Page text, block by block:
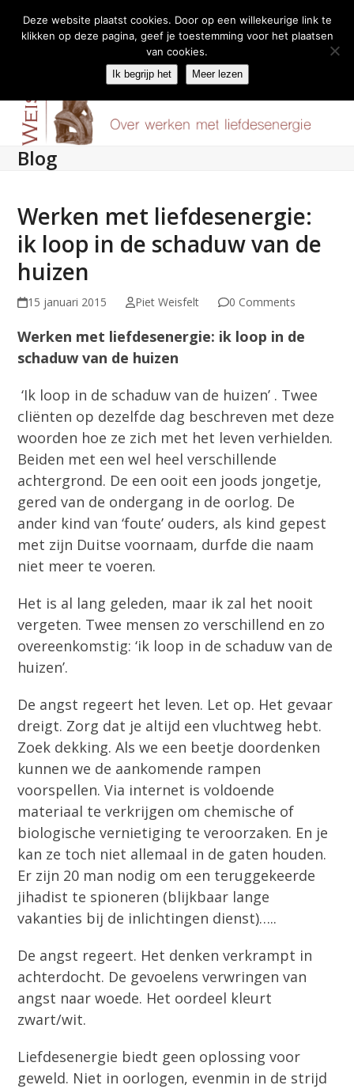
Blog
Werken met liefdesenergie:
ik loop in de schaduw van de
huizen
15 januari 2015 Piet Weisfelt 0 Comments
Werken met liefdesenergie: ik loop in de
schaduw van de huizen
‘Ik loop in de schaduw van de huizen’ . Twee
cliënten op dezelfde dag beschreven met deze
woorden hoe ze zich met het leven verhielden.
Beiden met een wel heel verschillende
achtergrond. De een ooit een joods jongetje,
gered van de ondergang in de oorlog. De
ander kind van ‘foute’ ouders, als kind gepest
met zijn Duitse voornaam, durfde die naam
niet meer te voeren.
Het is al lang geleden, maar ik zal het nooit
vergeten. Twee mensen zo verschillend en zo
overeenkomstig: ‘ik loop in de schaduw van de
huizen’.
De angst regeert het leven. Let op. Het gevaar
dreigt. Zorg dat je altijd een vluchtweg hebt.
Zoek dekking. Als we een beetje doordenken
kunnen we de aankomende rampen
voorspellen. Via internet is voldoende
materiaal te verkrijgen om chemische of
biologische vernietiging te veroorzaken. En je
kan ze toch niet allemaal in de gaten houden.
Er zijn 20 man nodig om een teruggekeerde
jihadist te spioneren (blijkbaar lange
vakanties bij de inlichtingen dienst)…..
De angst regeert. Het denken verkrampt in
achterdocht. De gevoelens verwringen van
angst naar woede. Het oordeel kleurt
zwart/wit.
Liefdesenergie biedt geen oplossing voor
geweld. Niet in oorlogen, evenmin in de strijd
Deze website plaatst cookies. Door op een willekeurige link te
klikken op deze pagina, geef je toestemming voor het plaatsen
van cookies.
Ik begrijp het Meer lezen